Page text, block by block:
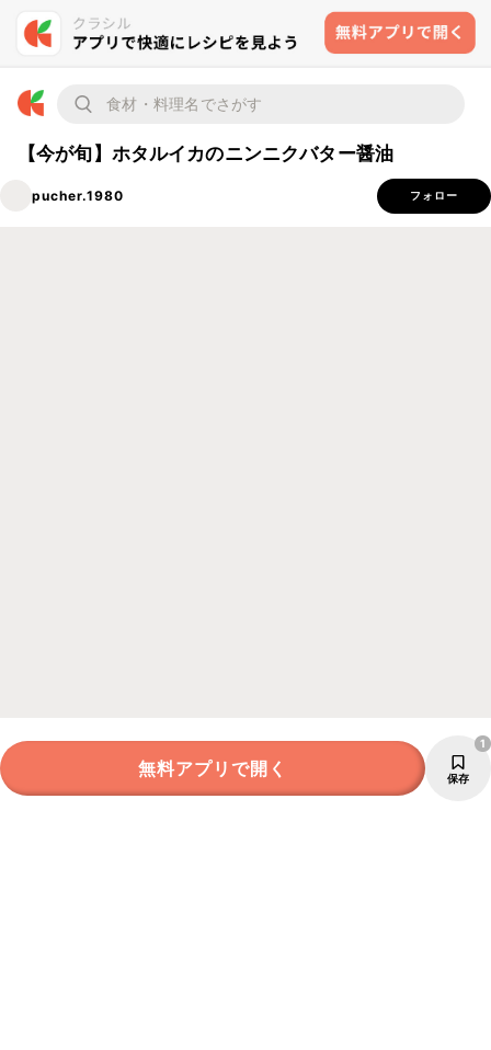
【今が旬】ホタルイカのニンニクバター醤油
pucher.1980 フォロー
無料アプリで開く 保存
1